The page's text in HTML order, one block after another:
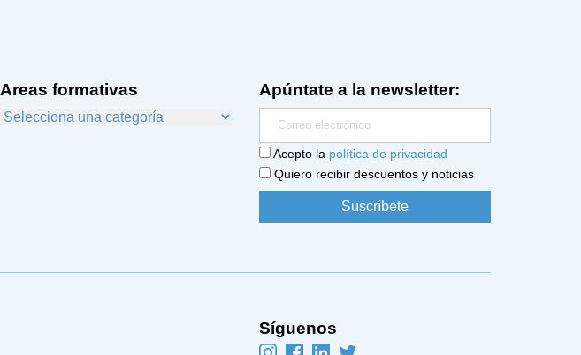
Areas formativas Apúntate a la newsletter:
Acepto la política de privacidad
Quiero recibir descuentos y noticias
Síguenos